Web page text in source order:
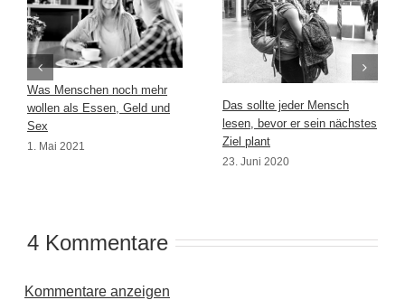
Was Menschen noch mehr
wollen als Essen, Geld und
Sex
1. Mai 2021
Das sollte jeder Mensch
lesen, bevor er sein nächstes
Ziel plant
23. Juni 2020
4 Kommentare
Kommentare anzeigen